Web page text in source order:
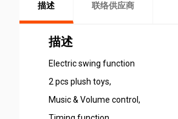
描述 联络供应商
描述
Electric swing function
2 pcs plush toys,
Music & Volume control,